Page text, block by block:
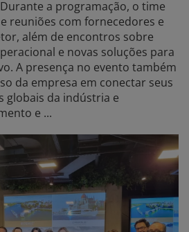
a programação, o time
reuniões com fornecedores e
além de encontros sobre
e novas soluções para
A presença no evento também
da empresa em conectar seus
globais da indústria e
e ...